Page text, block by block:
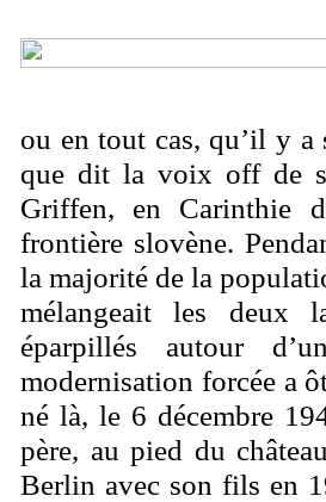
ou en tout cas, qu’il y a
que dit la voix off de
Griffen, en Carinthie
frontière slovène.
la majorité de la
mélangeait les deux
éparpillés autour
modernisation forcée a
né là, le 6 décembre
père, au pied du
Berlin avec son fils en